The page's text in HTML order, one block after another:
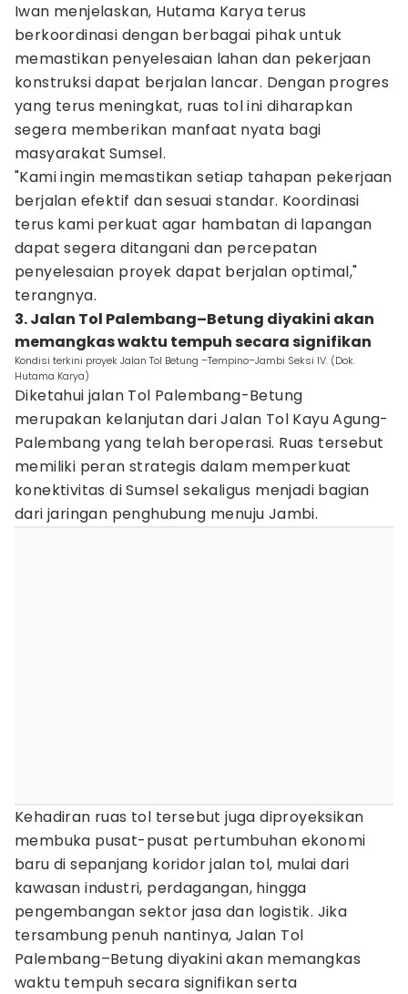
Iwan menjelaskan, Hutama Karya terus
berkoordinasi dengan berbagai pihak untuk
memastikan penyelesaian lahan dan pekerjaan
konstruksi dapat berjalan lancar. Dengan progres
yang terus meningkat, ruas tol ini diharapkan
segera memberikan manfaat nyata bagi
masyarakat Sumsel.
"Kami ingin memastikan setiap tahapan pekerjaan
berjalan efektif dan sesuai standar. Koordinasi
terus kami perkuat agar hambatan di lapangan
dapat segera ditangani dan percepatan
penyelesaian proyek dapat berjalan optimal,"
terangnya.
3. Jalan Tol Palembang–Betung diyakini akan
memangkas waktu tempuh secara signifikan
Kondisi terkini proyek Jalan Tol Betung –Tempino–Jambi Seksi IV. (Dok.
Hutama Karya)
Diketahui jalan Tol Palembang-Betung
merupakan kelanjutan dari Jalan Tol Kayu Agung-
Palembang yang telah beroperasi. Ruas tersebut
memiliki peran strategis dalam memperkuat
konektivitas di Sumsel sekaligus menjadi bagian
dari jaringan penghubung menuju Jambi.
Kehadiran ruas tol tersebut juga diproyeksikan
membuka pusat-pusat pertumbuhan ekonomi
baru di sepanjang koridor jalan tol, mulai dari
kawasan industri, perdagangan, hingga
pengembangan sektor jasa dan logistik. Jika
tersambung penuh nantinya, Jalan Tol
Palembang–Betung diyakini akan memangkas
waktu tempuh secara signifikan serta